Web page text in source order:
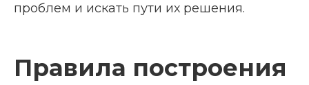
проблем и искать пути их решения.
Правила построения